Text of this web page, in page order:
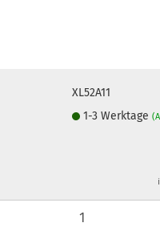
XL52A11
1-3 Werktage